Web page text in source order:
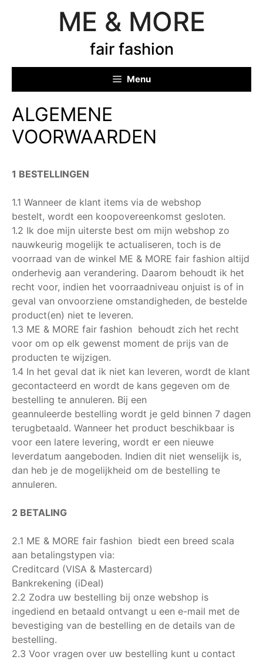
ME & MORE
fair fashion
Menu
ALGEMENE
VOORWAARDEN
1 BESTELLINGEN
1.1 Wanneer de klant items via de webshop
bestelt, wordt een ​​koopovereenkomst gesloten.
1.2 Ik doe mijn uiterste best om mijn webshop zo
nauwkeurig mogelijk te actualiseren, toch is de
voorraad van de winkel ME & MORE fair fashion altijd
onderhevig aan verandering. Daarom behoudt ik het
recht voor, indien het voorraadniveau onjuist is of in
geval van onvoorziene omstandigheden, de bestelde
product(en) niet te leveren.
1.3 ME & MORE fair fashion behoudt zich het recht
voor om op elk gewenst moment de prijs van de
producten te wijzigen.
1.4 In het geval dat ik niet kan leveren, wordt de klant
gecontacteerd en wordt de kans gegeven om de
bestelling te annuleren. Bij een
geannuleerde bestelling wordt je geld binnen 7 dagen
terugbetaald. Wanneer het product beschikbaar is
voor een latere levering, wordt er een nieuwe
leverdatum aangeboden. Indien dit niet wenselijk is,
dan heb je de mogelijkheid om de bestelling te
annuleren.
2 BETALING
2.1 ME & MORE fair fashion biedt een breed scala
aan betalingstypen via:
Creditcard (VISA & Mastercard)
Bankrekening (iDeal)
2.2 Zodra uw bestelling bij onze webshop is
ingediend en betaald ontvangt u een e-mail met de
bevestiging van de bestelling en de details van de
bestelling.
2.3 Voor vragen over uw bestelling kunt u contact